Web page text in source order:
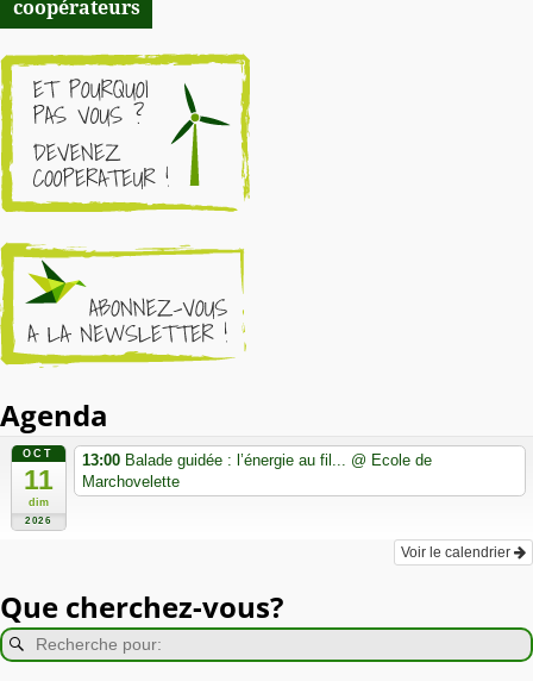
coopérateurs
Agenda
OCT
11
dim
2026
13:00 Balade guidée : l’énergie au fil... @ Ecole de
Marchovelette
Voir le calendrier
Que cherchez-vous?